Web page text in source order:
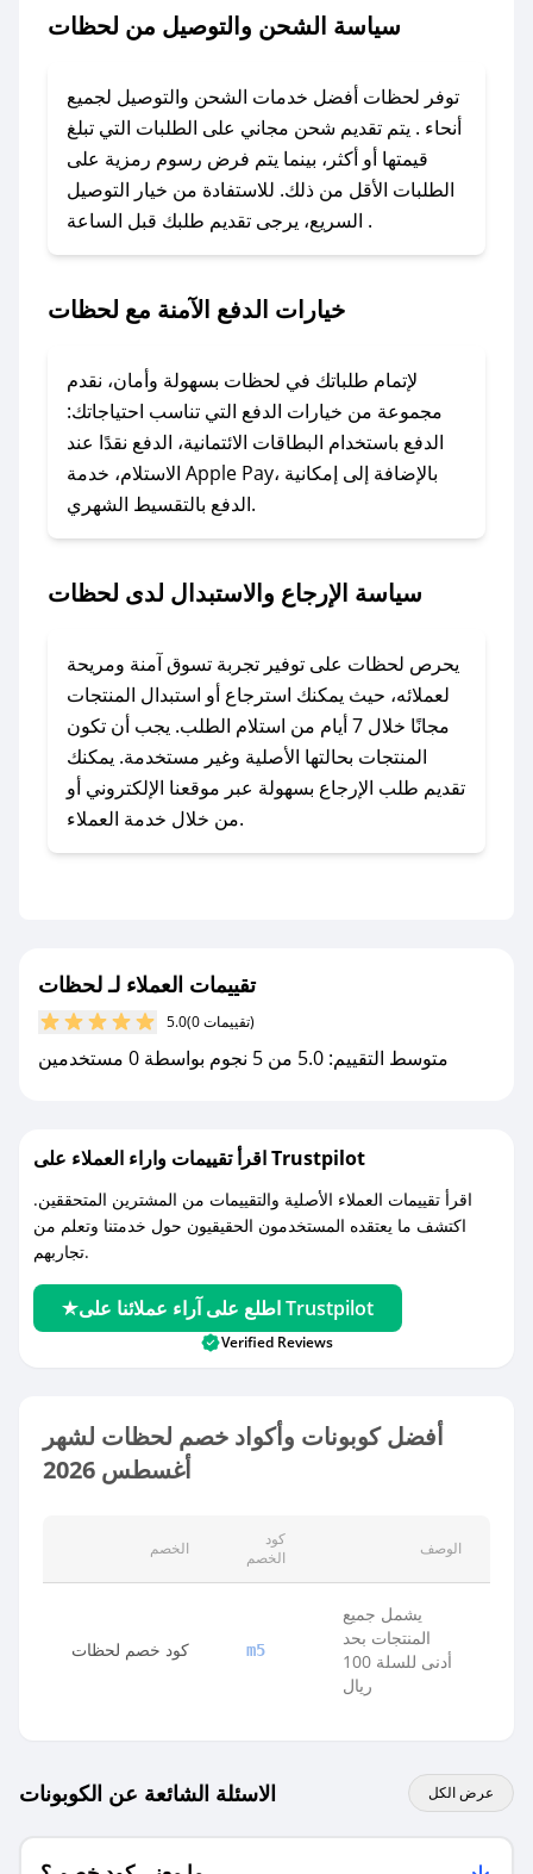
باستخدام تطبيق صحصح، يمكنك العثور بسهولة على
تواصل معنا عبر تويتر أو البريد الإلكتروني لإضافته
بسرعة.
### كيفية استخدام كود خصم لحظات؟
1. انسخ كود الخصم من تطبيق صحصح.
2. الصقه في خانة الدفع عند التسوق من لحظات.
### ماذا أفعل إذا لم يعمل كود الخصم؟
الرسائل الخاصة على تويتر أو البريد الإلكتروني،
وسنقوم بحل المشكلة في أسرع وقت ممكن.
### ماذا أفعل إذا لم أجد كود خصم لمتجري
المفضل؟
في حال عدم توفر كوبونات لمتجرك المفضل، يمكنك
أسرع وقت ممكن.
### كيف تحصل على كوبونات خصم حصرية من
لحظات؟
للحصول على كوبونات وخصومات حصرية، قم بما
يلي:
- اضغط على أيقونة متابعة لمتجر لحظات في تطبيق
صحصح.
مع صحصح، تسوق بذكاء ووفّر على كل مشترياتك مع
سياسة الشحن والتوصيل من لحظات
توفر لحظات أفضل خدمات الشحن والتوصيل لجميع
أنحاء . يتم تقديم شحن مجاني على الطلبات التي تبلغ
قيمتها أو أكثر، بينما يتم فرض رسوم رمزية على
الطلبات الأقل من ذلك. للاستفادة من خيار التوصيل
السريع، يرجى تقديم طلبك قبل الساعة .
خيارات الدفع الآمنة مع لحظات
لإتمام طلباتك في لحظات بسهولة وأمان، نقدم
مجموعة من خيارات الدفع التي تناسب احتياجاتك:
الدفع باستخدام البطاقات الائتمانية، الدفع نقدًا عند
الاستلام، خدمة Apple Pay، بالإضافة إلى إمكانية
الدفع بالتقسيط الشهري.
سياسة الإرجاع والاستبدال لدى لحظات
يحرص لحظات على توفير تجربة تسوق آمنة ومريحة
لعملائه، حيث يمكنك استرجاع أو استبدال المنتجات
مجانًا خلال 7 أيام من استلام الطلب. يجب أن تكون
المنتجات بحالتها الأصلية وغير مستخدمة. يمكنك
تقديم طلب الإرجاع بسهولة عبر موقعنا الإلكتروني أو
من خلال خدمة العملاء.
تقييمات العملاء لـ لحظات
5.0 (0 تقييمات)
متوسط التقييم: 5.0 من 5 نجوم بواسطة 0 مستخدمين
اقرأ تقييمات واراء العملاء على Trustpilot
اقرأ تقييمات العملاء الأصلية والتقييمات من المشترين المتحققين.
اكتشف ما يعتقده المستخدمون الحقيقيون حول خدمتنا وتعلم من
تجاربهم.
اطلع على آراء عملائنا على Trustpilot
Verified Reviews
أفضل كوبونات وأكواد خصم لحظات لشهر
أغسطس 2026
الخصم
كود
الخصم
الوصف
كود خصم لحظات m5
يشمل جميع
المنتجات بحد
أدنى للسلة 100
ريال
الاسئلة الشائعة عن الكوبونات عرض الكل